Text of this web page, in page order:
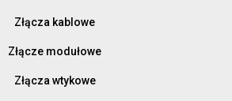
Złącza kablowe
Złącze modułowe
Złącza wtykowe